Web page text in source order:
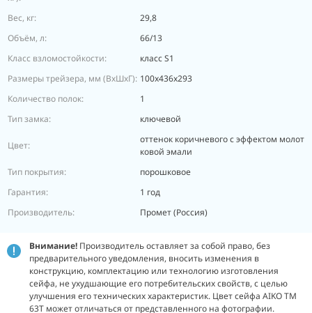
Вес, кг:
29,8
Объём, л:
66/13
Класс взломостойкости:
класс S1
Размеры трейзера, мм (ВхШхГ): 100х436х293
Количество полок:
1
Тип замка:
ключевой
Цвет:
оттенок коричневого с эффектом молот
ковой эмали
Тип покрытия:
порошковое
Гарантия:
1 год
Производитель:
Промет (Россия)
Внимание! Производитель оставляет за собой право, без
предварительного уведомления, вносить изменения в
конструкцию, комплектацию или технологию изготовления
сейфа, не ухудшающие его потребительских свойств, с целью
улучшения его технических характеристик. Цвет сейфа AIKO TM
63T может отличаться от представленного на фотографии.